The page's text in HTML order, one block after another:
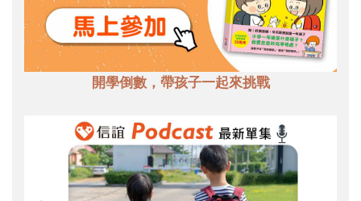
開學倒數，帶孩子一起來挑戰